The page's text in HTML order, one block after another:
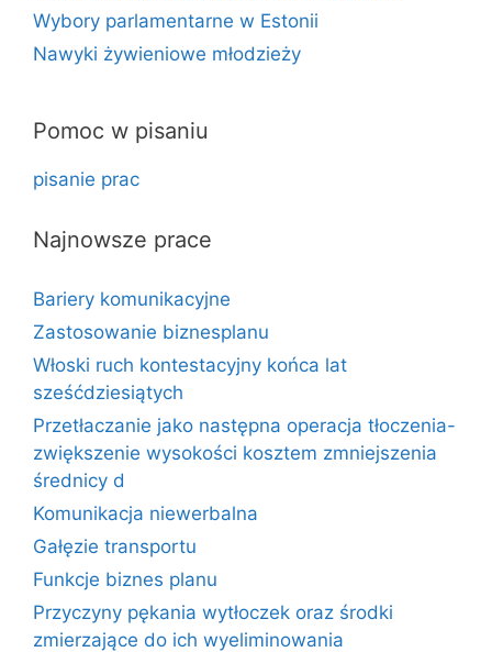
Wybory parlamentarne w Estonii
Nawyki żywieniowe młodzieży
Pomoc w pisaniu
pisanie prac
Najnowsze prace
Bariery komunikacyjne
Zastosowanie biznesplanu
Włoski ruch kontestacyjny końca lat
sześćdziesiątych
Przetłaczanie jako następna operacja tłoczenia-
zwiększenie wysokości kosztem zmniejszenia
średnicy d
Komunikacja niewerbalna
Gałęzie transportu
Funkcje biznes planu
Przyczyny pękania wytłoczek oraz środki
zmierzające do ich wyeliminowania